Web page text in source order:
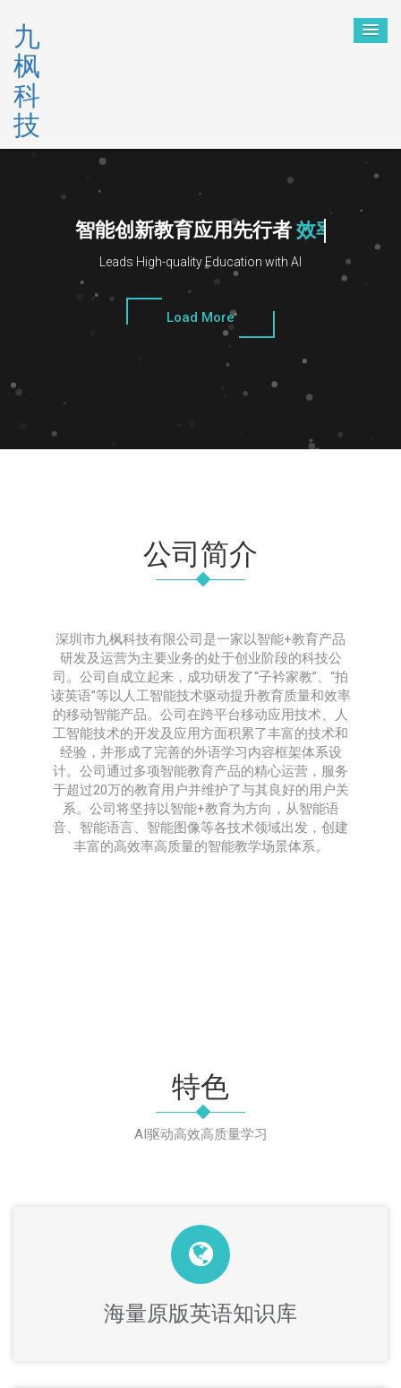
九
枫
科
技
智能创新教育应用先行者 知识
Leads High-quality Education with AI
Load More
公司简介
深圳市九枫科技有限公司是一家以智能+教育产品
研发及运营为主要业务的处于创业阶段的科技公
司。公司自成立起来，成功研发了“子衿家教”、“拍
读英语”等以人工智能技术驱动提升教育质量和效率
的移动智能产品。公司在跨平台移动应用技术、人
工智能技术的开发及应用方面积累了丰富的技术和
经验，并形成了完善的外语学习内容框架体系设
计。公司通过多项智能教育产品的精心运营，服务
于超过20万的教育用户并维护了与其良好的用户关
系。公司将坚持以智能+教育为方向，从智能语
音、智能语言、智能图像等各技术领域出发，创建
丰富的高效率高质量的智能教学场景体系。
特色
AI驱动高效高质量学习
海量原版英语知识库